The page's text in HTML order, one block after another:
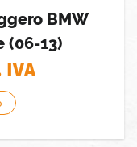
BMW
(06-13)
IVA